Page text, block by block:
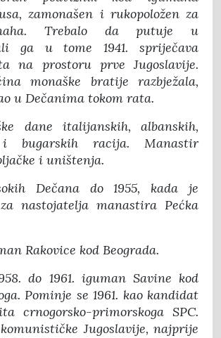
zamonašen i rukopoložen za
Trebalo da putuje u
ga u tome 1941. spriječava
na prostoru prve Jugoslavije.
monaške bratije razbježala,
u Dečanima tokom rata.
dane italijanskih, albanskih,
i bugarskih racija. Manastir
i uništenja.
Dečana do 1955, kada je
nastojatelja manastira Pećka
Rakovice kod Beograda.
do 1961. iguman Savine kod
Pominje se 1961. kao kandidat
crnogorsko-primorskoga SPC.
Jugoslavije, najprije